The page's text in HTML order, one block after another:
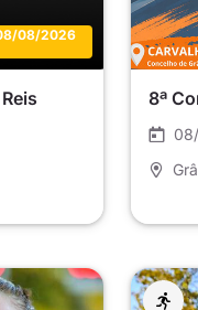
08/2026
8ª